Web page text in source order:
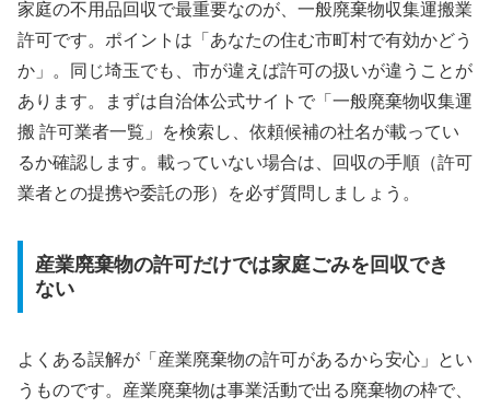
家庭の不用品回収で最重要なのが、一般廃棄物収集運搬業
許可です。ポイントは「あなたの住む市町村で有効かどう
か」。同じ埼玉でも、市が違えば許可の扱いが違うことが
あります。まずは自治体公式サイトで「一般廃棄物収集運
搬 許可業者一覧」を検索し、依頼候補の社名が載ってい
るか確認します。載っていない場合は、回収の手順（許可
業者との提携や委託の形）を必ず質問しましょう。
産業廃棄物の許可だけでは家庭ごみを回収でき
ない
よくある誤解が「産業廃棄物の許可があるから安心」とい
うものです。産業廃棄物は事業活動で出る廃棄物の枠で、